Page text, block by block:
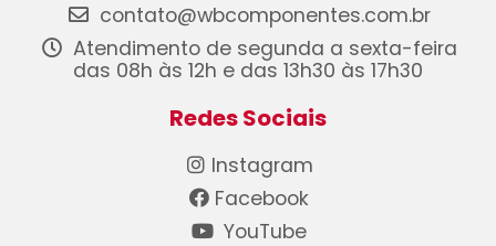
contato@wbcomponentes.com.br
Atendimento de segunda a sexta-feira
das 08h às 12h e das 13h30 às 17h30
Redes Sociais
Instagram
Facebook
YouTube